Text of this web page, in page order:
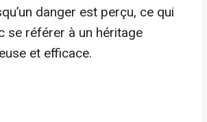
danger est perçu, ce qui
se référer à un héritage
et efficace.